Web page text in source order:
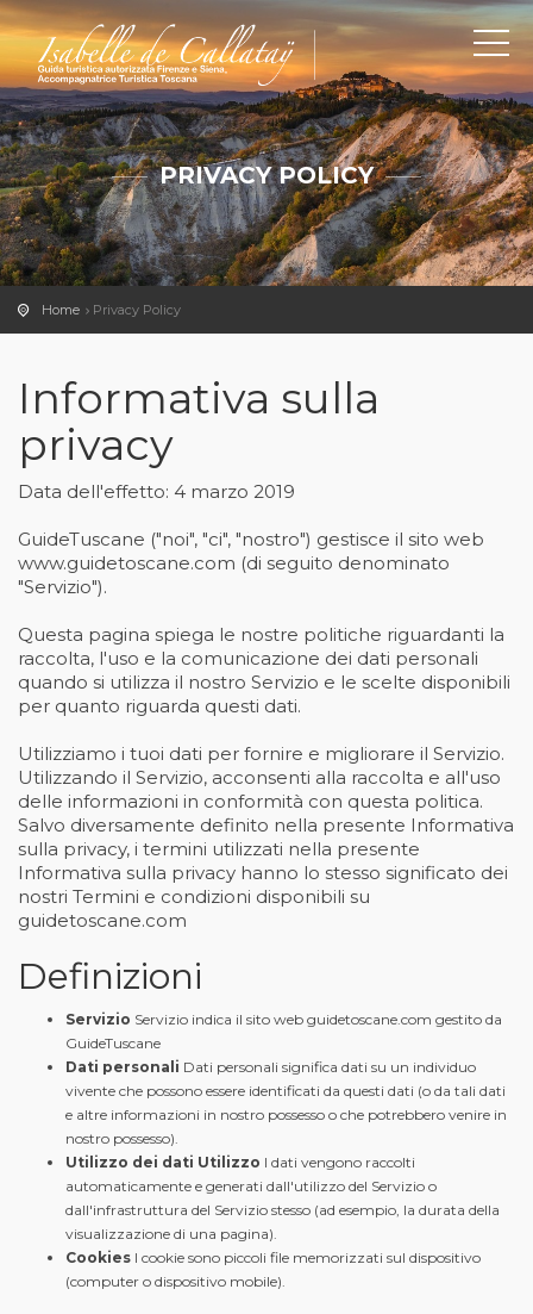
PRIVACY POLICY
Home Privacy Policy
Informativa sulla
privacy
Data dell'effetto: 4 marzo 2019
GuideTuscane ("noi", "ci", "nostro") gestisce il sito web
www.guidetoscane.com (di seguito denominato
"Servizio").
Questa pagina spiega le nostre politiche riguardanti la
raccolta, l'uso e la comunicazione dei dati personali
quando si utilizza il nostro Servizio e le scelte disponibili
per quanto riguarda questi dati.
Utilizziamo i tuoi dati per fornire e migliorare il Servizio.
Utilizzando il Servizio, acconsenti alla raccolta e all'uso
delle informazioni in conformità con questa politica.
Salvo diversamente definito nella presente Informativa
sulla privacy, i termini utilizzati nella presente
Informativa sulla privacy hanno lo stesso significato dei
nostri Termini e condizioni disponibili su
guidetoscane.com
Definizioni
Servizio Servizio indica il sito web guidetoscane.com gestito da
GuideTuscane
Dati personali Dati personali significa dati su un individuo
vivente che possono essere identificati da questi dati (o da tali dati
e altre informazioni in nostro possesso o che potrebbero venire in
nostro possesso).
Utilizzo dei dati Utilizzo I dati vengono raccolti
automaticamente e generati dall'utilizzo del Servizio o
dall'infrastruttura del Servizio stesso (ad esempio, la durata della
visualizzazione di una pagina).
Cookies I cookie sono piccoli file memorizzati sul dispositivo
(computer o dispositivo mobile).